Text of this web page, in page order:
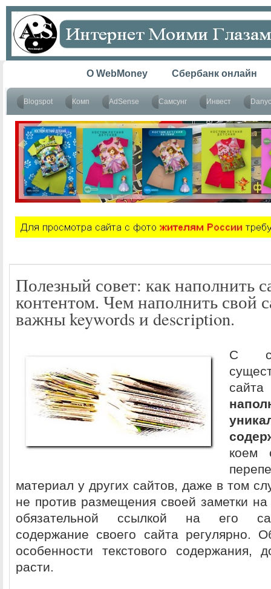
O WebMoney Сбербанк онлайн
Blogspot Комп AdSense Самсунг Инвест
Полезный совет: как наполнить
контентом. Чем наполнить свой
важны keywords и description.
С
коем
материал у других сайтов, даже в том
не против размещения своей заметки
обязательной ссылкой на его
содержание своего сайта регулярно.
особенности текстового содержания,
расти.